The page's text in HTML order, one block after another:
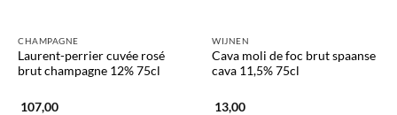
CHAMPAGNE
Laurent-perrier cuvée rosé
brut champagne 12% 75cl
107,00
WIJNEN
Cava moli de foc brut spaanse
cava 11,5% 75cl
13,00